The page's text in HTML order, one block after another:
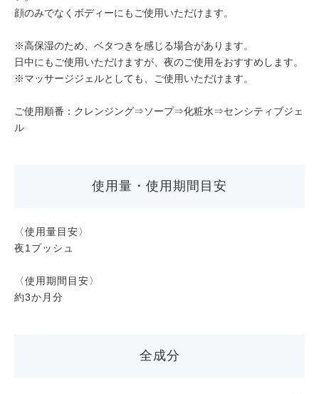
顔のみでなくボディーにもご使用いただけます。
※高保湿のため、ベタつきを感じる場合があります。
日中にもご使用いただけますが、夜のご使用をおすすめします。
※マッサージジェルとしても、ご使用いただけます。
ご使用順番：クレンジング⇒ソープ⇒化粧水⇒センシティブジェ
ル
使用量・使用期間目安
〈使用量目安〉
夜1プッシュ
〈使用期間目安〉
約3か月分
全成分